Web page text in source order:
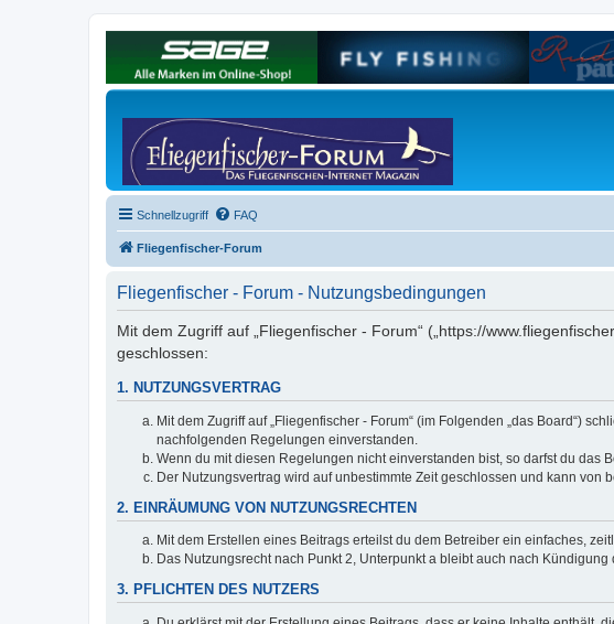
Schnellzugriff FAQ
Fliegenfischer-Forum
Fliegenfischer - Forum - Nutzungsbedingungen
Mit dem Zugriff auf „Fliegenfischer - Forum“ („https://
geschlossen:
1. NUTZUNGSVERTRAG
Mit dem Zugriff auf „Fliegenfischer - Forum“ (im Folgenden „das Board“)
nachfolgenden Regelungen einverstanden.
Wenn du mit diesen Regelungen nicht einverstanden bist, so darfst du
Der Nutzungsvertrag wird auf unbestimmte Zeit geschlossen und kann
2. EINRÄUMUNG VON NUTZUNGSRECHTEN
Mit dem Erstellen eines Beitrags erteilst du dem Betreiber ein einfaches,
Das Nutzungsrecht nach Punkt 2, Unterpunkt a bleibt auch nach
3. PFLICHTEN DES NUTZERS